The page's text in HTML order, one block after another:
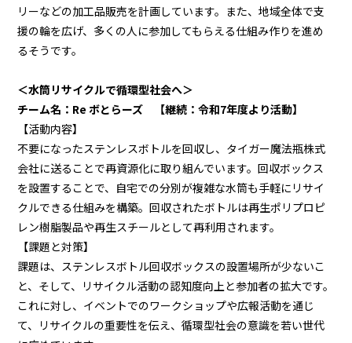
リーなどの加工品販売を計画しています。また、地域全体で支
援の輪を広げ、多くの人に参加してもらえる仕組み作りを進め
るそうです。
＜水筒リサイクルで循環型社会へ＞
チーム名：Re ボとらーズ 【継続：令和7年度より活動】
【活動内容】
不要になったステンレスボトルを回収し、タイガー魔法瓶株式
会社に送ることで再資源化に取り組んでいます。回収ボックス
を設置することで、自宅での分別が複雑な水筒も手軽にリサイ
クルできる仕組みを構築。回収されたボトルは再生ポリプロピ
レン樹脂製品や再生スチールとして再利用されます。
【課題と対策】
課題は、ステンレスボトル回収ボックスの設置場所が少ないこ
と、そして、リサイクル活動の認知度向上と参加者の拡大です。
これに対し、イベントでのワークショップや広報活動を通じ
て、リサイクルの重要性を伝え、循環型社会の意識を若い世代